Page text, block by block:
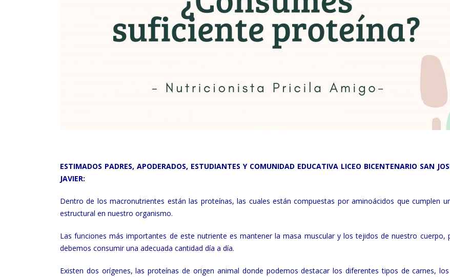
ESTIMADOS PADRES, APODERADOS, ESTUDIANTES Y COMUNIDAD EDUCATIVA LICEO BICENTENARIO SAN
JAVIER:
Dentro de los macronutrientes están las proteínas, las cuales están compuestas por aminoácidos que cumplen
estructural en nuestro organismo.
Las funciones más importantes de este nutriente es mantener la masa muscular y los tejidos de nuestro cuerpo,
debemos consumir una adecuada cantidad día a día.
Existen dos orígenes, las proteínas de origen animal donde podemos destacar los diferentes tipos de carnes,